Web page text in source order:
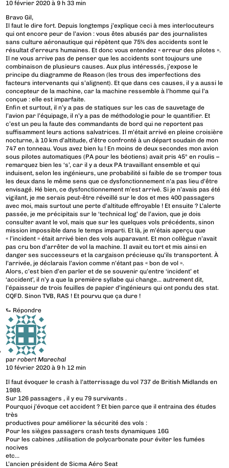
10 février 2020 à 9 h 33 min
Bravo Gil,
Il faut le dire fort. Depuis longtemps j’explique ceci à mes interlocuteurs
qui ont encore peur de l’avion : vous êtes abusés par des journalistes
sans culture aéronautique qui répètent que 75% des accidents sont le
résultat d’erreurs humaines. Et donc vous entendez « erreur des pilotes ».
Il ne vous arrive pas de penser que les accidents sont toujours une
combinaison de plusieurs causes. Aux plus intéressés, j’expose le
principe du diagramme de Reason (les trous des imperfections des
facteurs intervenants qui s’alignent). Et que dans ces causes, il y a aussi le
concepteur de la machine, car la machine ressemble à l’homme qui l’a
conçue : elle est imparfaite.
Enfin et surtout, il n’y a pas de statiques sur les cas de sauvetage de
l’avion par l’équipage, il n’y a pas de méthodologie pour le quantifier. Et
c’est un peu la faute des commandants de bord qui ne reportent pas
suffisamment leurs actions salvatrices. Il m’était arrivé en pleine croisière
nocturne, à 10 km d’altitude, d’être confronté à un départ soudain de mon
747 en tonneau. Vous avez bien lu ! En moins de deux secondes mon avion
sous pilotes automatiques (PA pour les béotiens) avait pris 45° en roulis –
remarquez bien les ‘s’, car il y a deux PA travaillant ensemble et qui
induisent, selon les ingénieurs, une probabilité si faible de se tromper tous
les deux dans le même sens que ce dysfonctionnement n’a pas lieu d’être
envisagé. Hé bien, ce dysfonctionnement m’est arrivé. Si je n’avais pas été
vigilant, je me serais peut-être réveillé sur le dos et mes 400 passagers
avec moi, mais surtout une perte d’altitude effroyable ! Et ensuite ? L’alerte
passée, je me précipitais sur le ‘technical log’ de l’avion, que je dois
consulter avant le vol, mais que sur les quelques vols précédents, sinon
mission impossible dans le temps imparti. Et là, je m’étais aperçu que
« l’incident » était arrivé bien des vols auparavant. Et mon collègue n’avait
pas cru bon d’arrêter de vol la machine. Il avait eu tort et mis ainsi en
danger ses successeurs et la cargaison précieuse qu’ils transportent. À
l’arrivée, je déclarais l’avion comme n’étant pas « bon de vol ».
Alors, c’est bien d’en parler et de se souvenir qu’entre ‘incident’ et
‘accident’, il n’y a que la première syllabe qui change… autrement dit,
l’épaisseur de trois feuilles de papier d’ingénieurs qui ont pondu des stat.
CQFD. Sinon TVB, RAS ! Et pourvu que ça dure !
⮑ Répondre
parrobert Marechal
10 février 2020 à 9 h 12 min
Il faut évoquer le crash à l’atterrissage du vol 737 de British Midlands en
1989.
Sur 126 passagers , il y eu 79 survivants .
Pourquoi j’évoque cet accident ? Et bien parce que il entraina des études
très
productives pour améliorer la sécurité des vols :
Pour les sièges passagers crash tests dynamiques 16G
Pour les cabines ,utilisation de polycarbonate pour éviter les fumées
nocives
etc…
L’ancien président de Sicma Aéro Seat